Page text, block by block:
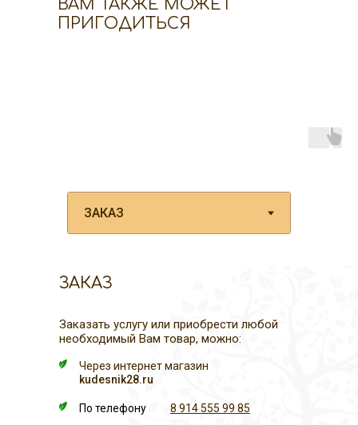
ВАМ ТАКЖЕ МОЖЕТ
ПРИГОДИТЬСЯ
ЗАКАЗ
8 914 555 99 85
По телефону
Через интернет магазин
kudesnik28.ru
Заказать услугу или приобрести любой
необходимый Вам товар, можно: